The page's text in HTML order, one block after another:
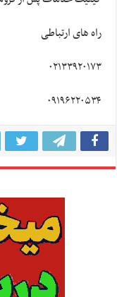
راه های ارتباطی
۰۲۱۳۳۹۲۰۱۷۳
۰۹۱۹۶۲۲۰۵۳۴